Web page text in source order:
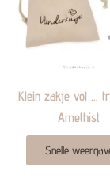
Klein zakje vol …
Amethist
Snelle